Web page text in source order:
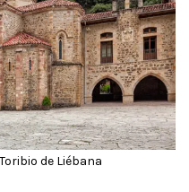
de Liébana